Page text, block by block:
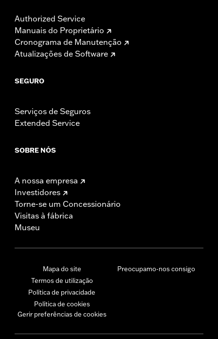
Authorized Service
Manuais do Proprietário
Cronograma de Manutenção
Atualizações de Software
SEGURO
Serviços de Seguros
Extended Service
SOBRE NÓS
A nossa empresa
Investidores
Torne-se um Concessionário
Visitas à fábrica
Museu
Mapa do site
Termos de utilização
Política de privacidade
Política de cookies
Gerir preferências de cookies
Preocupamo-nos consigo